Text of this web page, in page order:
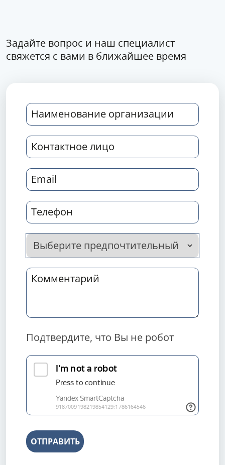
Задайте вопрос и наш специалист
свяжется с вами в ближайшее время
Подтвердите, что Вы не робот
ОТПРАВИТЬ